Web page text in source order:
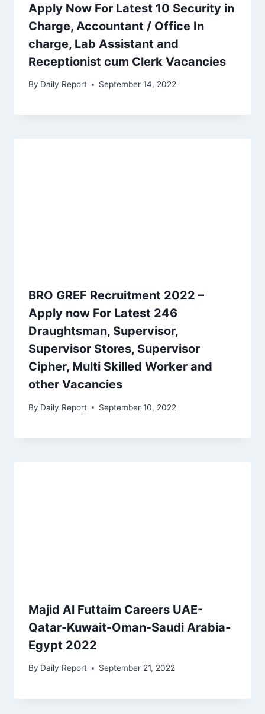
Apply Now For Latest 10 Security in
Charge, Accountant / Office In
charge, Lab Assistant and
Receptionist cum Clerk Vacancies
By Daily Report September 14, 2022
BRO GREF Recruitment 2022 –
Apply now For Latest 246
Draughtsman, Supervisor,
Supervisor Stores, Supervisor
Cipher, Multi Skilled Worker and
other Vacancies
By Daily Report September 10, 2022
Majid Al Futtaim Careers UAE-
Qatar-Kuwait-Oman-Saudi Arabia-
Egypt 2022
By Daily Report September 21, 2022